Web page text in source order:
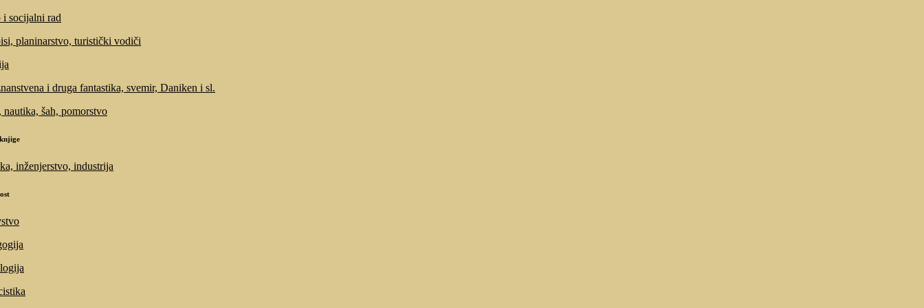
i socijalni rad
planinarstvo, turistički vodiči
i druga fantastika, svemir, Daniken i sl.
nautika, šah, pomorstvo
inženjerstvo, industrija